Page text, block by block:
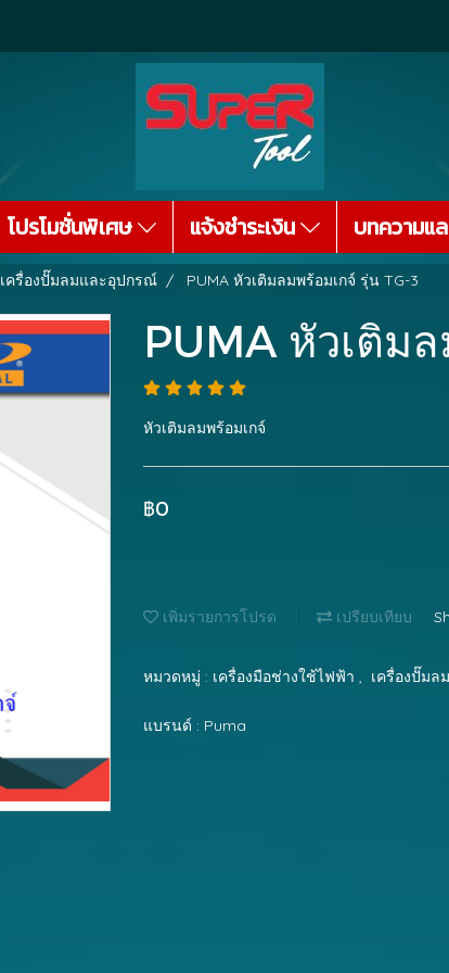
โปรโมชั่นพิเศษ แจ้งชำระเงิน บทความแ
เครื่องปั๊มลมและอุปกรณ์ PUMA หัวเติมลมพร้อมเกจ์ รุ่น TG-3
PUMA หัวเติม
หัวเติมลมพร้อมเกจ์
฿0
เพิ่มรายการโปรด เปรียบเทียบ
หมวดหมู่ : เครื่องมือช่างใช้ไฟฟ้า เครื่องปั๊ม
แบรนด์ : Puma